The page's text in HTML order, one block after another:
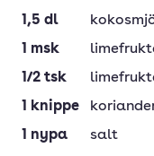
1,5 dl
1 msk
1/2 tsk
1
knippe
1 nypa
salt